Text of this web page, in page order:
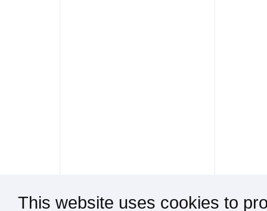
This website uses cookies to